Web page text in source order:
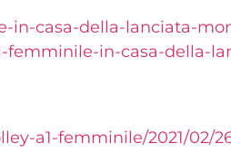
in-casa-della-lanciata-
femminile-in-casa-della-
a1-femminile/2021/02/